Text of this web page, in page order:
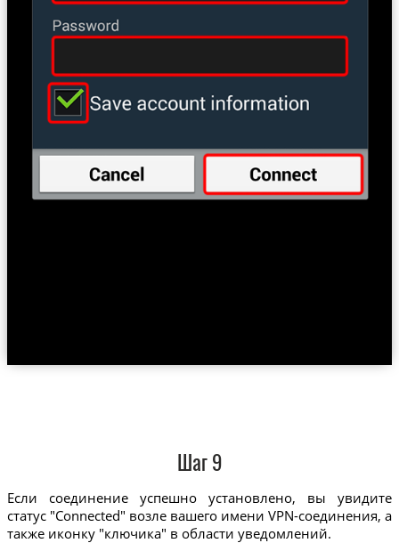
Шаг 9
Если соединение успешно установлено, вы увидите
статус "Connected" возле вашего имени VPN-соединения, а
также иконку "ключика" в области уведомлений.